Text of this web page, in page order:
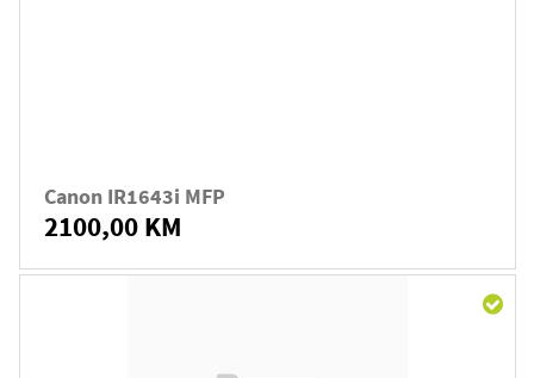
Canon IR1643i MFP
2100,00 KM